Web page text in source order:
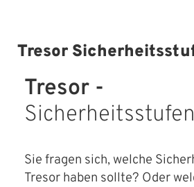
Tresor
Tresor -
Sicherheitsstufen
Sie fragen sich, welche
Tresor haben sollte? Oder